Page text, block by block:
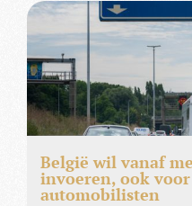
België wil vanaf
invoeren, ook
automobilisten